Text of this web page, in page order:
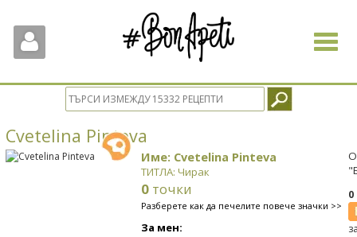
Toggle
Cvetelina Pinteva
Име: Cvetelina Pinteva
ТИТЛА: Чирак
0 точки
Разберете как да печелите повече значки >>
За мен: